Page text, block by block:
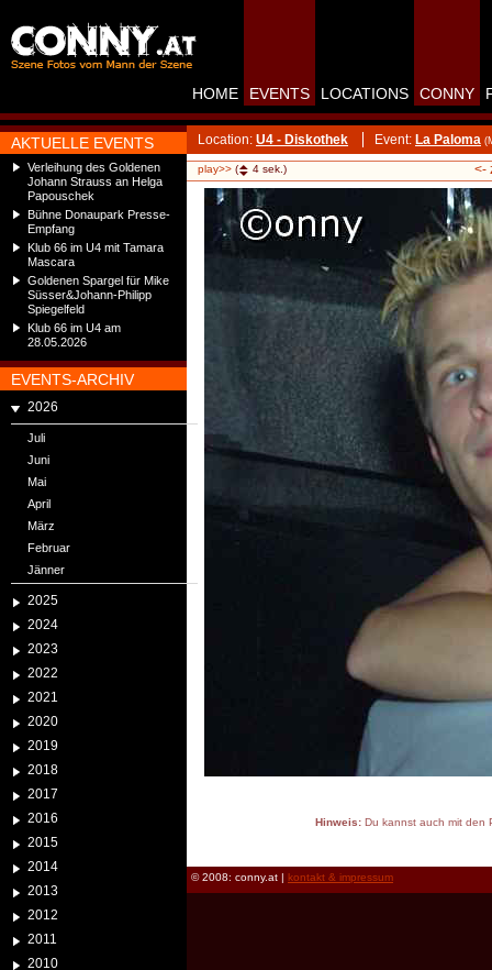
AKTUELLE EVENTS
Verleihung des Goldenen
Johann Strauss an Helga
Papouschek
Bühne Donaupark Presse-
Empfang
Klub 66 im U4 mit Tamara
Mascara
Goldenen Spargel für Mike
Süsser&Johann-Philipp
Spiegelfeld
Klub 66 im U4 am
28.05.2026
EVENTS-ARCHIV
2026
Juli
Juni
Mai
April
März
Februar
Jänner
2025
2024
2023
2022
2021
2020
2019
2018
2017
2016
2015
2014
2013
2012
2011
2010
HOME EVENTS LOCATIONS CONNY
Location: U4 - Diskothek Event: La Paloma
play>> ( 4 sek.) <-
Hinweis:Du kannst auch mit den
© 2008: conny.at | kontakt & impressum